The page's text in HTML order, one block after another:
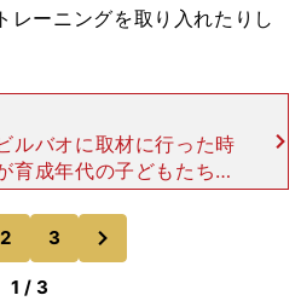
レーニングを取り入れたりし
ルバオに取材に行った時
育成年代の子どもたちに
集めてクリアの練習をし
センターバックの子だけ
中的に
2 3
1 / 3